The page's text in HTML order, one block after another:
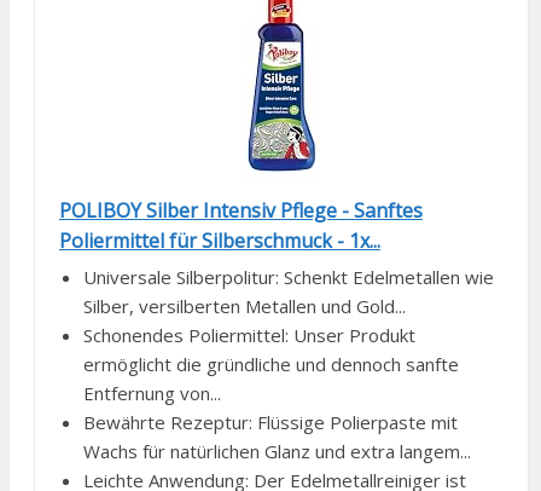
POLIBOY Silber Intensiv Pflege - Sanftes
Poliermittel für Silberschmuck - 1x...
Universale Silberpolitur: Schenkt Edelmetallen wie
Silber, versilberten Metallen und Gold...
Schonendes Poliermittel: Unser Produkt
ermöglicht die gründliche und dennoch sanfte
Entfernung von...
Bewährte Rezeptur: Flüssige Polierpaste mit
Wachs für natürlichen Glanz und extra langem...
Leichte Anwendung: Der Edelmetallreiniger ist